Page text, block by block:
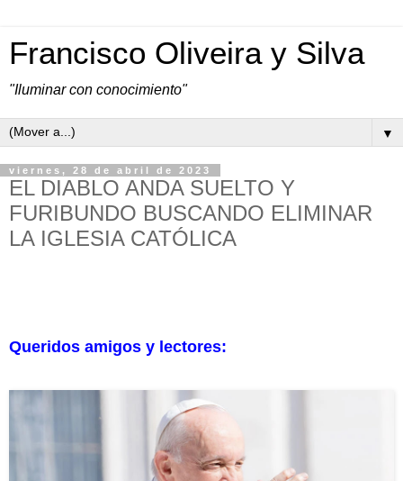
Francisco Oliveira y Silva
"Iluminar con conocimiento"
▼
viernes, 28 de abril de 2023
EL DIABLO ANDA SUELTO Y
FURIBUNDO BUSCANDO ELIMINAR
LA IGLESIA CATÓLICA
Queridos amigos y lectores: